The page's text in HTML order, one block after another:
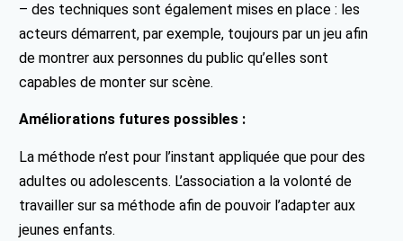
– des techniques sont également mises en place : les
acteurs démarrent, par exemple, toujours par un jeu afin
de montrer aux personnes du public qu’elles sont
capables de monter sur scène.
Améliorations futures possibles :
La méthode n’est pour l’instant appliquée que pour des
adultes ou adolescents. L’association a la volonté de
travailler sur sa méthode afin de pouvoir l’adapter aux
jeunes enfants.